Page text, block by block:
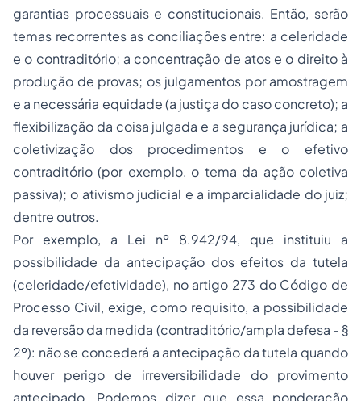
garantias processuais e constitucionais. Então, serão
temas recorrentes as conciliações entre: a celeridade
e o contraditório; a concentração de atos e o direito à
produção de provas; os julgamentos por amostragem
e a necessária equidade (a justiça do caso concreto); a
flexibilização da coisa julgada e a segurança jurídica; a
coletivização dos procedimentos e o efetivo
contraditório (por exemplo, o tema da ação coletiva
passiva); o ativismo judicial e a imparcialidade do juiz;
dentre outros.
Por exemplo, a Lei nº 8.942/94, que instituiu a
possibilidade da antecipação dos efeitos da tutela
(celeridade/efetividade), no artigo 273 do Código de
Processo Civil, exige, como requisito, a possibilidade
da reversão da medida (contraditório/ampla defesa - §
2º): não se concederá a antecipação da tutela quando
houver perigo de irreversibilidade do provimento
antecipado. Podemos dizer que essa ponderação